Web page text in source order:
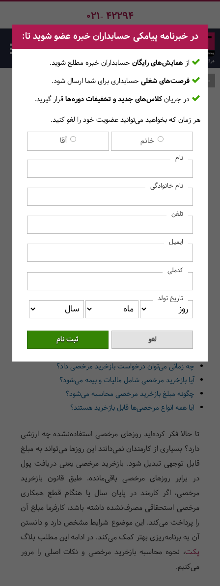
021- 42294
بازخرید مرخصی چیست؟
صفحه اصلی وبلاگ
بازخرید مرخصی چیست؟
قوانین و شرایط بازخرید مرخصی در ایران
تفاوت مرخصی استحقاقی و بازخرید مرخصی
نکات مهم درباره درخواست بازخرید مرخصی
سوالات متداول
چه زمانی می‌توان درخواست بازخرید مرخصی داد؟
آیا بازخرید مرخصی شامل مالیات و بیمه می‌شود؟
چگونه مبلغ بازخرید مرخصی محاسبه می‌شود؟
آیا همه انواع مرخصی‌ها قابل بازخرید هستند؟
تا حالا فکر کرده‌اید روزهای مرخصی استفاده‌نشده چه ارزشی
دارد؟ بسیاری از کارمندان نمی‌دانند این روزها می‌تواند به مبلغ
قابل توجهی تبدیل شود. بازخرید مرخصی یعنی دریافت پول
در برابر روزهای مرخصی باقی‌مانده. طبق قانون بازخرید
مرخصی، اگر کارمند در پایان سال یا هنگام قطع همکاری
مرخصی استحقاقی مصرف‌نشده داشته باشد، کارفرما مبلغ آن
را پرداخت می‌کند. این موضوع شرایط مشخص دارد و دانستن
آن به برنامه‌ریزی بهتر کمک می‌کند. در ادامه این مطلب بلاگ
پکت، نحوه محاسبه بازخرید مرخصی و نکات اصلی را مرور
می‌کنیم.
در خبرنامه پیامکی حسابداران خبره عضو شوید تا:
از همایش‌های رایگان حسابداران خبره مطلع ‎شوید.
فرصت‌های شغلی حسابداری برای شما ارسال شود.
در جریانکلاس‌های جدید و تخفیفات دوره‌هاقرار گیرید.
هر زمان که بخواهید می‌توانید عضویت خود را لغو کنید.
خانم آقا
نام
نام خانوادگی
تلفن
ایمیل
کدملی
تاریخ تولد